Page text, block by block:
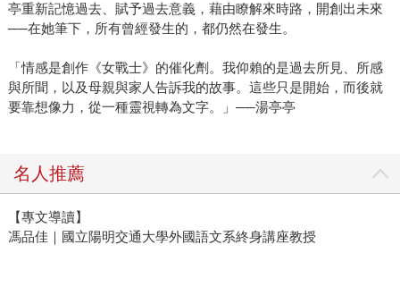
亭重新記憶過去、賦予過去意義，藉由瞭解來時路，開創出未來
──在她筆下，所有曾經發生的，都仍然在發生。
「情感是創作《女戰士》的催化劑。我仰賴的是過去所見、所感
與所聞，以及母親與家人告訴我的故事。這些只是開始，而後就
要靠想像力，從一種靈視轉為文字。」──湯亭亭
名人推薦
【專文導讀】
馮品佳｜國立陽明交通大學外國語文系終身講座教授